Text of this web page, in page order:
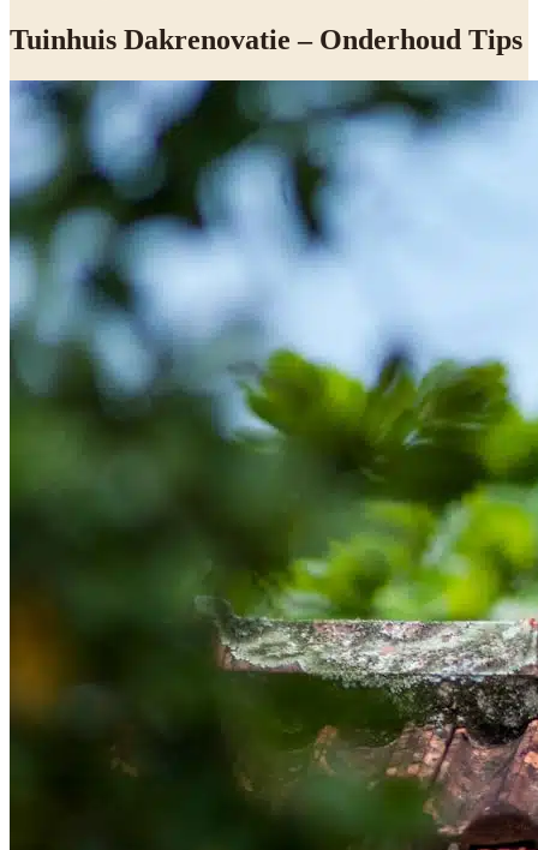
Tuinhuis Dakrenovatie – Onderhoud Tips